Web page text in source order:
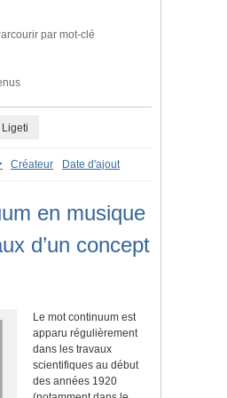
par mot-clé
Créateur Date d'ajout
en musique
d’un concept
Le mot continuum est
apparu régulièrement
dans les travaux
scientifiques au début
des années 1920